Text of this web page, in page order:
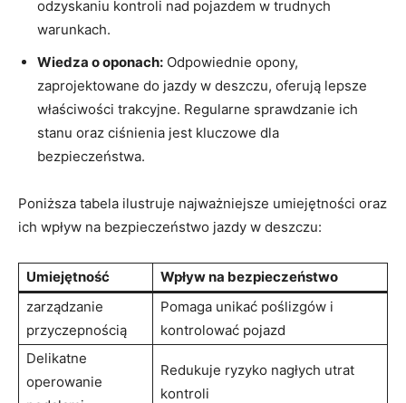
odzyskaniu kontroli nad pojazdem w trudnych
warunkach.
Wiedza o oponach: Odpowiednie opony,
zaprojektowane do jazdy w deszczu, oferują lepsze
właściwości trakcyjne. Regularne sprawdzanie ich
stanu oraz ciśnienia jest kluczowe dla
bezpieczeństwa.
Poniższa tabela ilustruje najważniejsze umiejętności oraz
ich wpływ na bezpieczeństwo jazdy w deszczu:
Umiejętność
Wpływ na bezpieczeństwo
zarządzanie
przyczepnością
Pomaga unikać poślizgów i
kontrolować pojazd
Delikatne
operowanie
Redukuje ryzyko nagłych utrat
kontroli